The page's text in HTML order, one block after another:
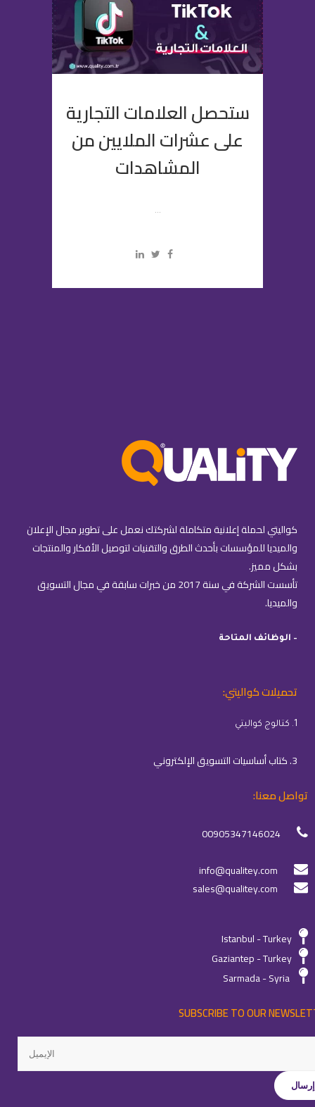
ستحصل العلامات التجارية
على عشرات الملايين من
المشاهدات
...
كواليتي لحملة إعلانية متكاملة لشركتك نعمل على تطوير مجال الإعلان
والميديا للمؤسسات بأحدث الطرق والتقنيات لتوصيل الأفكار والمنتجات
بشكل مميز.
تأسست الشركة في سنة 2017 من خبرات سابقة في مجال التسويق
والميديا.
– الوظائف المتاحة
تحميلات كواليتي:
1. كتالوج كواليتي
3. كتاب أساسيات التسويق الإلكتروني
تواصل معنا:
00905347146024
info@qualitey.com
sales@qualitey.com
Istanbul - Turkey
Gaziantep - Turkey
Sarmada - Syria
SUBSCRIBE TO OUR